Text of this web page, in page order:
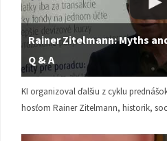
Rainer Zitelmann: Myths
Q & A
KI organizoval ďalšiu z cyklu
hosťom Rainer Zitelmann, historik,